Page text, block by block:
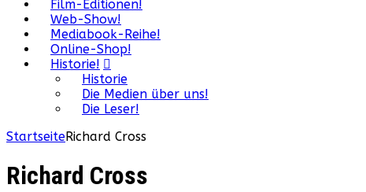
Film-Editionen!
Web-Show!
Mediabook-Reihe!
Online-Shop!
Historie!
Historie
Die Medien über uns!
Die Leser!
StartseiteRichard Cross
Richard Cross